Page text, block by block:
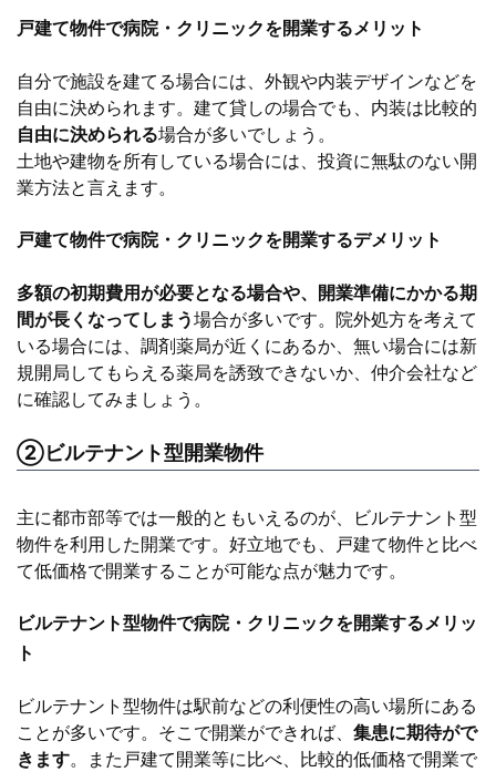
戸建て物件で病院・クリニックを開業するメリット
自分で施設を建てる場合には、外観や内装デザインなどを
自由に決められます。建て貸しの場合でも、内装は比較的
自由に決められる場合が多いでしょう。
土地や建物を所有している場合には、投資に無駄のない開
業方法と言えます。
戸建て物件で病院・クリニックを開業するデメリット
多額の初期費用が必要となる場合や、開業準備にかかる期
間が長くなってしまう場合が多いです。院外処方を考えて
いる場合には、調剤薬局が近くにあるか、無い場合には新
規開局してもらえる薬局を誘致できないか、仲介会社など
に確認してみましょう。
②ビルテナント型開業物件
主に都市部等では一般的ともいえるのが、ビルテナント型
物件を利用した開業です。好立地でも、戸建て物件と比べ
て低価格で開業することが可能な点が魅力です。
ビルテナント型物件で病院・クリニックを開業するメリッ
ト
ビルテナント型物件は駅前などの利便性の高い場所にある
ことが多いです。そこで開業ができれば、 集患に期待がで
きます。また戸建て開業等に比べ、比較的低価格で開業で